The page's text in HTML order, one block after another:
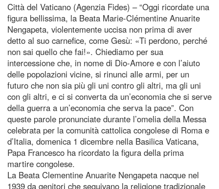
Città del Vaticano (Agenzia Fides) – “Oggi ricordate una
figura bellissima, la Beata Marie-Clémentine Anuarite
Nengapeta, violentemente uccisa non prima di aver
detto al suo carnefice, come Gesù: «Ti perdono, perché
non sai quello che fai!». Chiediamo per sua
intercessione che, in nome di Dio-Amore e con l’aiuto
delle popolazioni vicine, si rinunci alle armi, per un
futuro che non sia più gli uni contro gli altri, ma gli uni
con gli altri, e ci si converta da un’economia che si serve
della guerra a un’economia che serva la pace”. Con
queste parole pronunciate durante l’omelia della Messa
celebrata per la comunità cattolica congolese di Roma e
d’Italia, domenica 1 dicembre nella Basilica Vaticana,
Papa Francesco ha ricordato la figura della prima
martire congolese.
La Beata Clementine Anuarite Nengapeta nacque nel
1939 da genitori che seguivano la religione tradizionale